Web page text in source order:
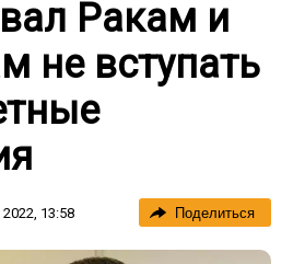
Ракам и
не вступать
2022, 13:58 Поделиться